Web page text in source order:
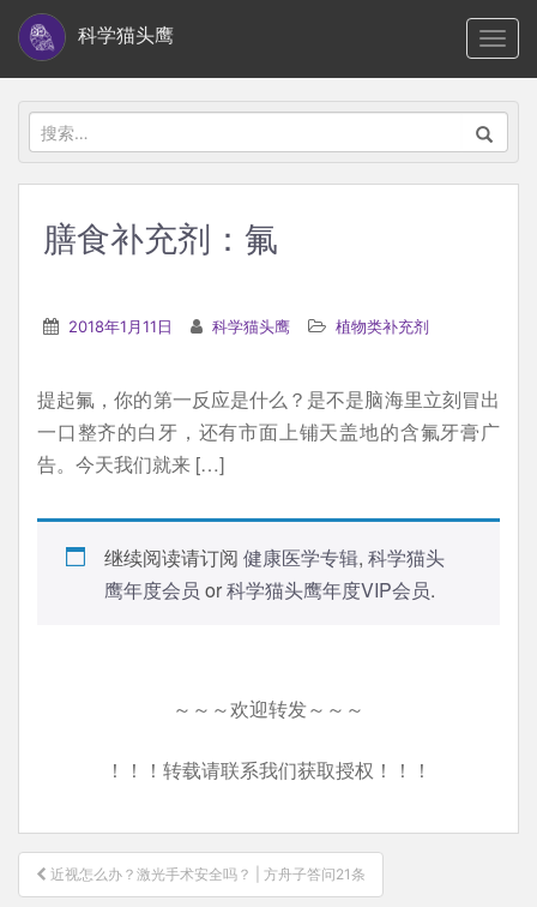
i
科学猫头鹰
搜
索：
膳食补充剂：氟
2018年1月11日 科学猫头鹰 植物类补充剂
提起氟，你的第一反应是什么？是不是脑海里立刻冒出
一口整齐的白牙，还有市面上铺天盖地的含氟牙膏广
告。今天我们就来 […]
继续阅读请订阅 健康医学专辑, 科学猫头
鹰年度会员 or科学猫头鹰年度VIP会员.
～～～欢迎转发～～～
！！！转载请联系我们获取授权！！！
文
章
近视怎么办？激光手术安全吗？ | 方舟子答问21条